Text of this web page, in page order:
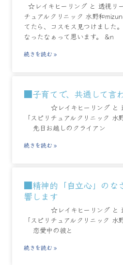
☆レイキヒーリング と 透視リ
チュアルクリニック 水野和
てたら、コスモス見つけました
なったなぁって思います。 &n
続きを読む »
■子育てで、共通して言
☆レイキヒーリング と 透
「スピリチュアルクリニック
先日お越しのクライアン
続きを読む »
■精神的「自立心」のな
響します
☆レイキヒーリング と 透
「スピリチュアルクリニック
恋愛中の彼と
続きを読む »